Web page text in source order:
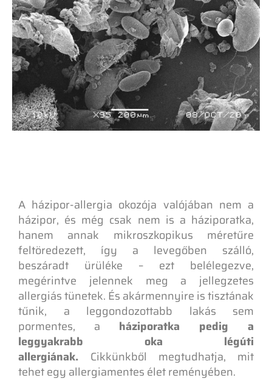
A házipor-allergia okozója valójában nem a
házipor, és még csak nem is a háziporatka,
hanem annak mikroszkopikus méretűre
feltöredezett, így a levegőben szálló,
beszáradt ürüléke – ezt belélegezve,
megérintve jelennek meg a jellegzetes
allergiás tünetek. És akármennyire is tisztának
tűnik, a leggondozottabb lakás sem
pormentes, a háziporatka pedig a
leggyakrabb oka légúti
allergiának. Cikkünkből megtudhatja, mit
tehet egy allergiamentes élet reményében.